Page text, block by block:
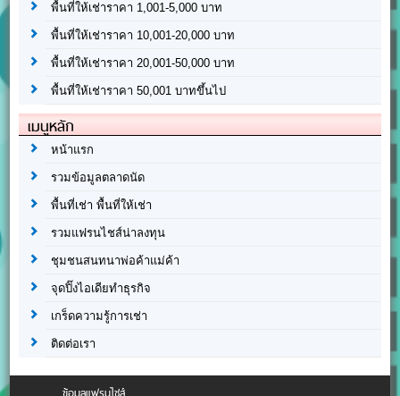
พื้นที่ให้เช่าราคา 1,001-5,000 บาท
พื้นที่ให้เช่าราคา 10,001-20,000 บาท
พื้นที่ให้เช่าราคา 20,001-50,000 บาท
พื้นที่ให้เช่าราคา 50,001 บาทขึ้นไป
เมนูหลัก
หน้าแรก
รวมข้อมูลตลาดนัด
พื้นที่เช่า พื้นที่ให้เช่า
รวมแฟรนไชส์น่าลงทุน
ชุมชนสนทนาพ่อค้าแม่ค้า
จุดปิ๊งไอเดียทำธุรกิจ
เกร็ดความรู้การเช่า
ติดต่อเรา